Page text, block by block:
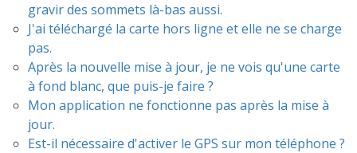
gravir des sommets là-bas aussi.
J'ai téléchargé la carte hors ligne et elle ne se charge
pas.
Après la nouvelle mise à jour, je ne vois qu'une carte
à fond blanc, que puis-je faire ?
Mon application ne fonctionne pas après la mise à
jour.
Est-il nécessaire d'activer le GPS sur mon téléphone ?